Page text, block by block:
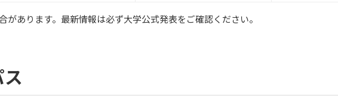
あります。最新情報は必ず大学公式発表をご確認ください。